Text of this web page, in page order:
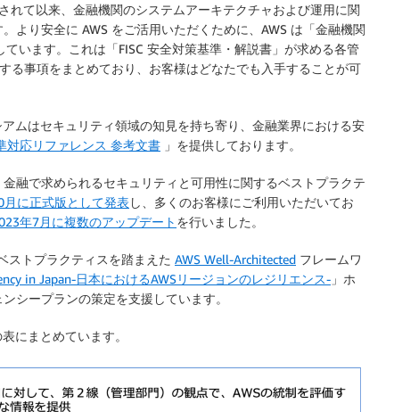
れて以来、金融機関のシステムアーキテクチャおよび運用に関
より安全に AWS をご活用いただくために、AWS は「金融機関
います。これは「FISC 安全対策基準・解説書」が求める各管
る事項をまとめており、お客様はどなたでも入手することが可
ムはセキュリティ領域の知見を持ち寄り、金融業界における安
対応リファレンス 参考文書 」を提供しております。
融で求められるセキュリティと可用性に関するベストプラクテ
月に正式版として発表し、多くのお客様にご利用いただいてお
年7月に複数のアップデート を行いました。
ストプラクティスを踏まえた AWS Well-Architected フレームワ
in Japan-日本におけるAWSリージョンのレジリエンス- 」ホ
シープランの策定を支援しています。
にまとめています。